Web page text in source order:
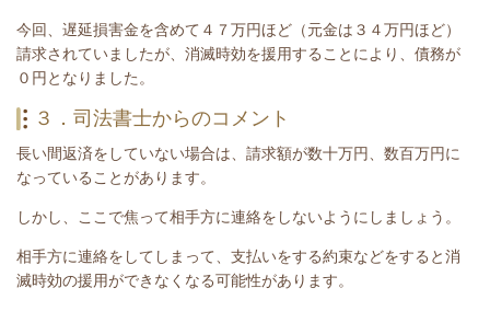
今回、 遅延損害金を含めて４７万円ほど（元金は３４万円ほど）
請求されていましたが、消滅時効を援用することにより、債務が
０円となりました。
３．司法書士からのコメント
長い間返済をしていない場合は、請求額が数十万円、数百万円に
なっていることがあります。
しかし、ここで焦って相手方に連絡をしないようにしましょう。
相手方に連絡をしてしまって、支払いをする約束などをすると消
滅時効の援用ができなくなる可能性があります。